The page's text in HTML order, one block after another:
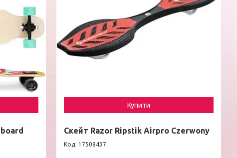
Купити
Скейт Razor Ripstik Airpro Czerwony
17508437